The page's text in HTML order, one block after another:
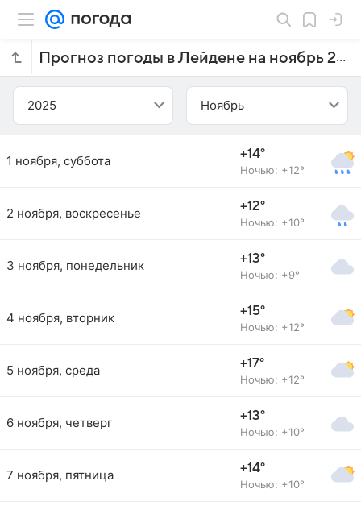
Прогноз погоды в Лейдене на ноябрь 2025 года
2025 Ноябрь
1 ноября, суббота +14°
Ночью: +12°
2 ноября, воскресенье +12°
Ночью: +10°
3 ноября, понедельник +13°
Ночью: +9°
4 ноября, вторник +15°
Ночью: +12°
5 ноября, среда +17°
Ночью: +12°
6 ноября, четверг +13°
Ночью: +10°
7 ноября, пятница +14°
Ночью: +10°